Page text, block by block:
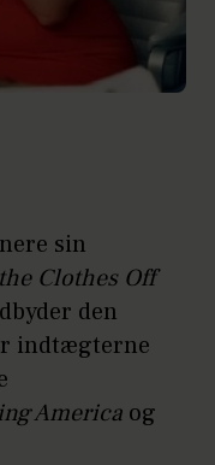
sin
the Clothes Off
den
indtægterne
America og